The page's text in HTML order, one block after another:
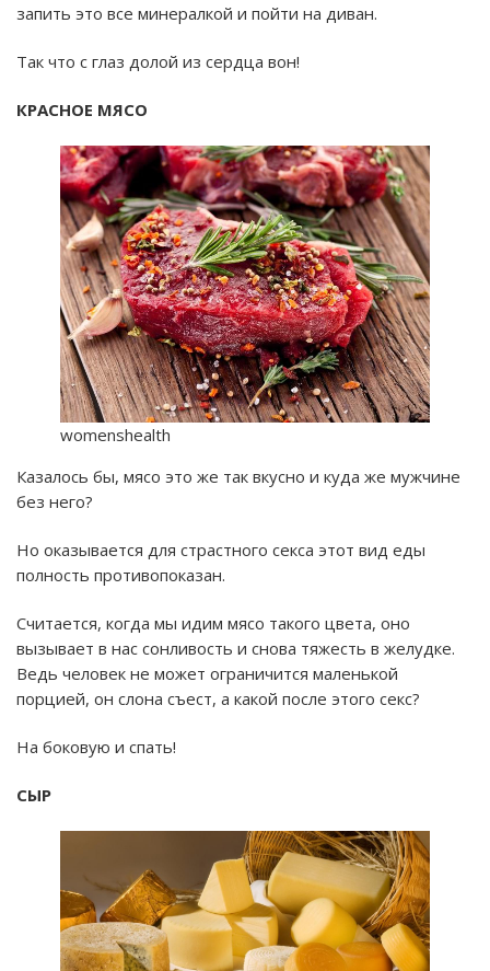
запить это все минералкой и пойти на диван.
Так что с глаз долой из сердца вон!
КРАСНОЕ МЯСО
womenshealth
Казалось бы, мясо это же так вкусно и куда же мужчине
без него?
Но оказывается для страстного секса этот вид еды
полность противопоказан.
Считается, когда мы идим мясо такого цвета, оно
вызывает в нас сонливость и снова тяжесть в желудке.
Ведь человек не может ограничится маленькой
порцией, он слона съест, а какой после этого секс?
На боковую и спать!
СЫР